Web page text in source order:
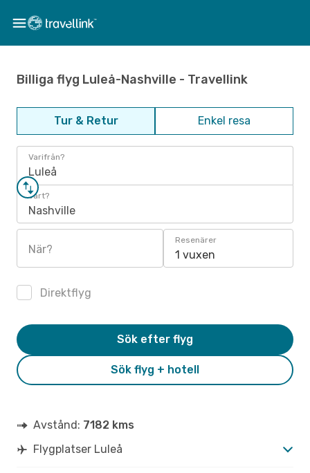
Billiga flyg Luleå-Nashville - Travellink
Tur & Retur Enkel resa
Varifrån?
Luleå
Vart?
Nashville
När?
Resenärer
1 vuxen
Direktflyg
Sök flyg + hotell
Sök efter flyg
Avstånd: 7182 kms
Flygplatser Luleå